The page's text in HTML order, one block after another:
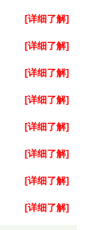
[详细了解]
[详细了解]
[详细了解]
[详细了解]
[详细了解]
[详细了解]
[详细了解]
[详细了解]